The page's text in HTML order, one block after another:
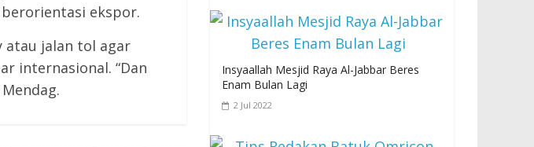
ekspor.
atau jalan tol agar
internasional. “Dan
Insyaallah Mesjid Raya Al-Jabbar Beres
Enam Bulan Lagi
2 Jul 2022